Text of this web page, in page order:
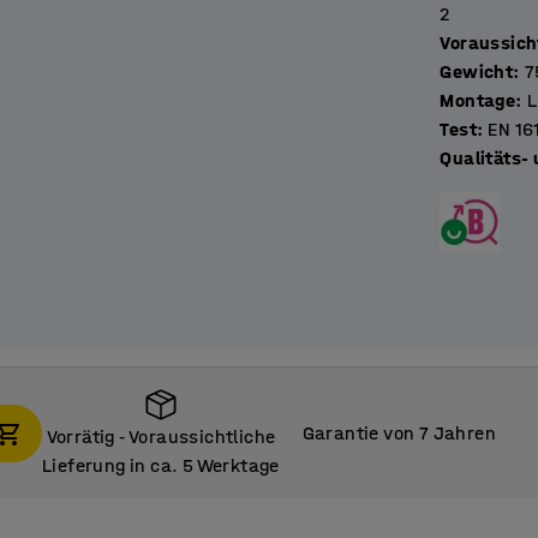
2
Gewicht:
Montage:
Test: EN
Qualitäts-
Vorrätig‑Voraussichtliche
Lieferung in ca. 5 Werktage
Garantie von 7 Jahren